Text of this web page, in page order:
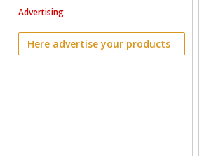
Advertising
Here advertise your products